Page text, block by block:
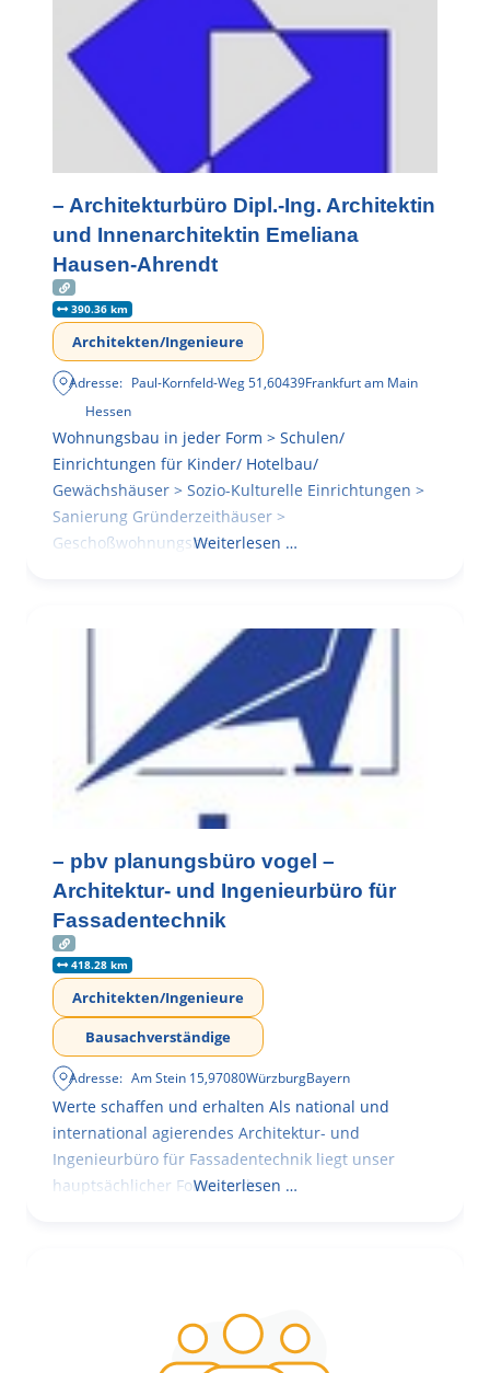
– Architekturbüro Dipl.-Ing. Architektin
und Innenarchitektin Emeliana
Hausen-Ahrendt
390.36 km
Architekten/Ingenieure
Adresse: Paul-Kornfeld-Weg 51,60439Frankfurt am Main
Hessen
Wohnungsbau in jeder Form > Schulen/
Einrichtungen für Kinder/ Hotelbau/
Gewächshäuser > Sozio-Kulturelle Einrichtungen >
Sanierung Gründerzeithäuser >
GeschoßwohnungsbauWeiterlesen …
– pbv planungsbüro vogel –
Architektur- und Ingenieurbüro für
Fassadentechnik
418.28 km
Architekten/Ingenieure
Bausachverständige
Adresse: Am Stein 15,97080WürzburgBayern
Werte schaffen und erhalten Als national und
international agierendes Architektur- und
Ingenieurbüro für Fassadentechnik liegt unser
hauptsächlicher Fokus in der
Weiterlesen …